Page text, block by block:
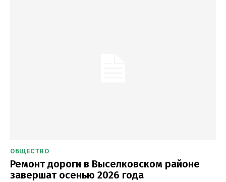
ОБЩЕСТВО
Ремонт дороги в Выселковском районе
завершат осенью 2026 года